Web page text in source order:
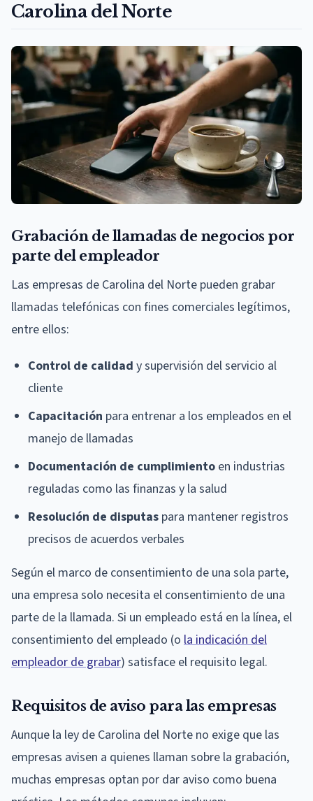
Carolina del Norte
Grabación de llamadas de negocios por
parte del empleador
Las empresas de Carolina del Norte pueden grabar
llamadas telefónicas con fines comerciales legítimos,
entre ellos:
Control de calidad y supervisión del servicio al
cliente
Capacitación para entrenar a los empleados en el
manejo de llamadas
Documentación de cumplimiento en industrias
reguladas como las finanzas y la salud
Resolución de disputas para mantener registros
precisos de acuerdos verbales
Según el marco de consentimiento de una sola parte,
una empresa solo necesita el consentimiento de una
parte de la llamada. Si un empleado está en la línea, el
consentimiento del empleado (o la indicación del
empleador de grabar) satisface el requisito legal.
Requisitos de aviso para las empresas
Aunque la ley de Carolina del Norte no exige que las
empresas avisen a quienes llaman sobre la grabación,
muchas empresas optan por dar aviso como buena